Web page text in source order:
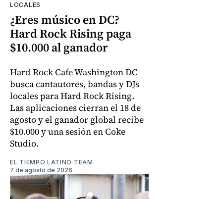
LOCALES
¿Eres músico en DC?
Hard Rock Rising paga
$10.000 al ganador
Hard Rock Cafe Washington DC
busca cantautores, bandas y DJs
locales para Hard Rock Rising.
Las aplicaciones cierran el 18 de
agosto y el ganador global recibe
$10.000 y una sesión en Coke
Studio.
EL TIEMPO LATINO TEAM
7 de agosto de 2026